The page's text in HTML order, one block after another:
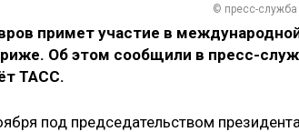
© пресс-
примет участие в
Об этом сообщили в пресс-
ТАСС.
под председательством президента